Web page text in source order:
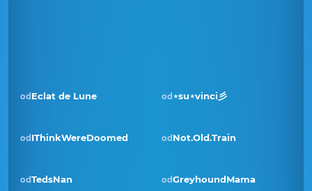
od Eclat de Lune Pobjednik · lis 2024
od ⋆su⋆vinci彡
od IThinkWereDoomed od Not.Old.Train
odTedsNan odGreyhoundMama